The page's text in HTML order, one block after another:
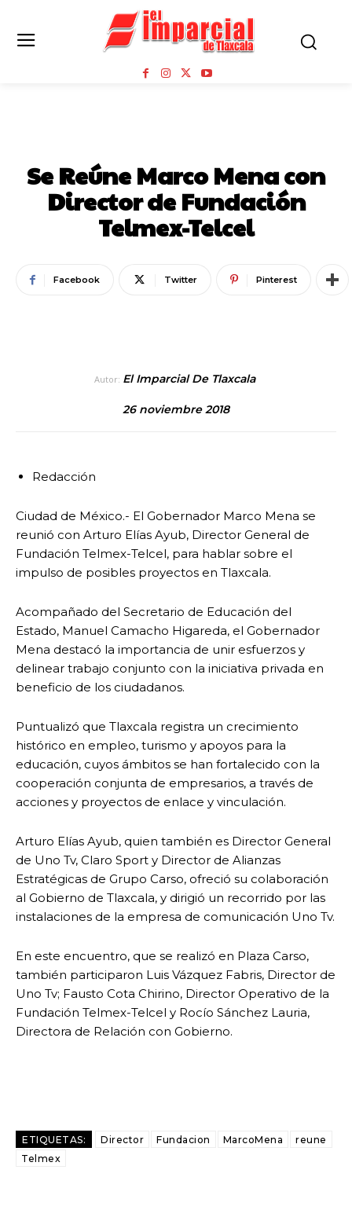
Se Reúne Marco Mena con
Director de Fundación
Telmex-Telcel
Facebook Twitter Pinterest
Autor: El Imparcial De Tlaxcala
26 noviembre 2018
Redacción
Ciudad de México.- El Gobernador Marco Mena se
reunió con Arturo Elías Ayub, Director General de
Fundación Telmex-Telcel, para hablar sobre el
impulso de posibles proyectos en Tlaxcala.
Acompañado del Secretario de Educación del
Estado, Manuel Camacho Higareda, el Gobernador
Mena destacó la importancia de unir esfuerzos y
delinear trabajo conjunto con la iniciativa privada en
beneficio de los ciudadanos.
Puntualizó que Tlaxcala registra un crecimiento
histórico en empleo, turismo y apoyos para la
educación, cuyos ámbitos se han fortalecido con la
cooperación conjunta de empresarios, a través de
acciones y proyectos de enlace y vinculación.
Arturo Elías Ayub, quien también es Director General
de Uno Tv, Claro Sport y Director de Alianzas
Estratégicas de Grupo Carso, ofreció su colaboración
al Gobierno de Tlaxcala, y dirigió un recorrido por las
instalaciones de la empresa de comunicación Uno Tv.
En este encuentro, que se realizó en Plaza Carso,
también participaron Luis Vázquez Fabris, Director de
Uno Tv; Fausto Cota Chirino, Director Operativo de la
Fundación Telmex-Telcel y Rocío Sánchez Lauria,
Directora de Relación con Gobierno.
ETIQUETAS: Director Fundacion MarcoMena
reune
Telmex